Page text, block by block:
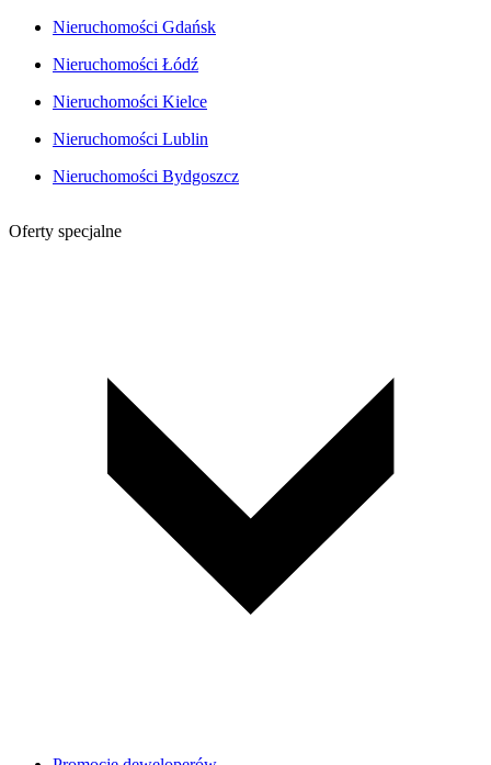
Nieruchomości Gdańsk
Nieruchomości Łódź
Nieruchomości Kielce
Nieruchomości Lublin
Nieruchomości Bydgoszcz
Oferty specjalne